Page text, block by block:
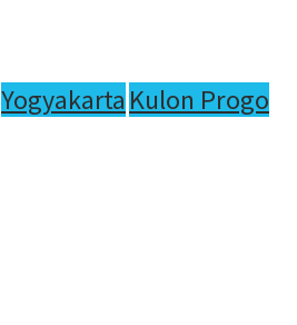
Yogyakarta Kulon Progo